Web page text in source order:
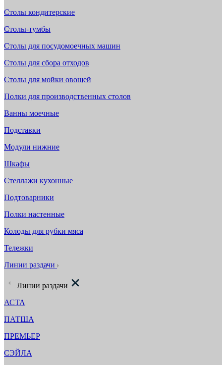
Столы кондитерские
Столы-тумбы
Столы для посудомоечных машин
Столы для сбора отходов
Столы для мойки овощей
Полки для производственных столов
Ванны моечные
Подставки
Модули нижние
Шкафы
Стеллажи кухонные
Подтоварники
Полки настенные
Колоды для рубки мяса
Тележки
Линии раздачи
Линии раздачи
АСТА
ПАТША
ПРЕМЬЕР
СЭЙЛА